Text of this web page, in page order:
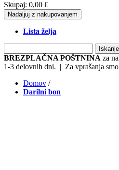
Skupaj: 0,00 €
Nadaljuj z nakupovanjem
Lista želja
Iskanje
BREZPLAČNA POŠTNINA za
1-3 delovnih dni. | Za vprašanja
Domov /
Darilni bon